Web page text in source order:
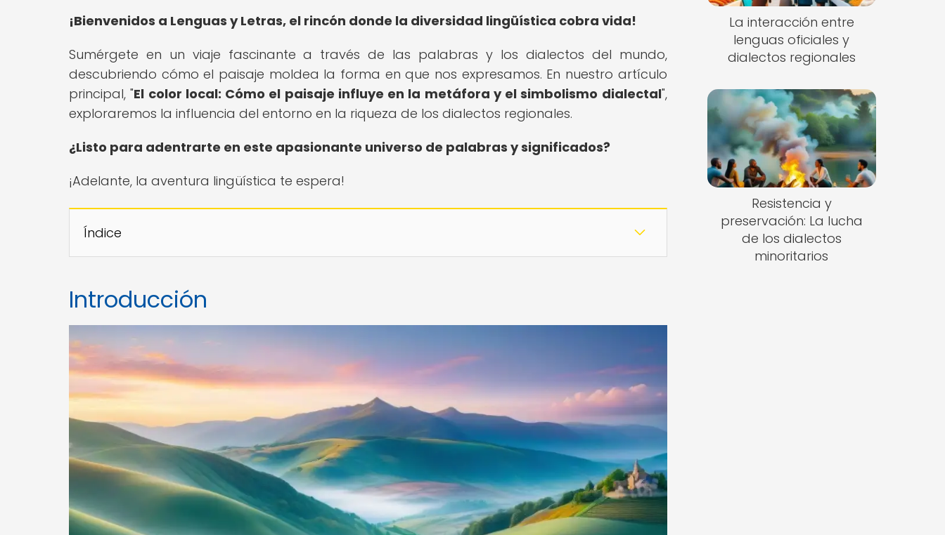
¡Bienvenidos a Lenguas y Letras, el rincón donde la diversidad lingüística cobra vida!
Sumérgete en un viaje fascinante a través de las palabras y los dialectos del mundo,
descubriendo cómo el paisaje moldea la forma en que nos expresamos. En nuestro artículo
principal, "El color local: Cómo el paisaje influye en la metáfora y el simbolismo dialectal",
exploraremos la influencia del entorno en la riqueza de los dialectos regionales.
¿Listo para adentrarte en este apasionante universo de palabras y significados?
¡Adelante, la aventura lingüística te espera!
Índice
Introducción
La interacción entre
lenguas oficiales y
dialectos regionales
Resistencia y
preservación: La lucha
de los dialectos
minoritarios